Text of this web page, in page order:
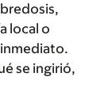
local o
se ingirió,